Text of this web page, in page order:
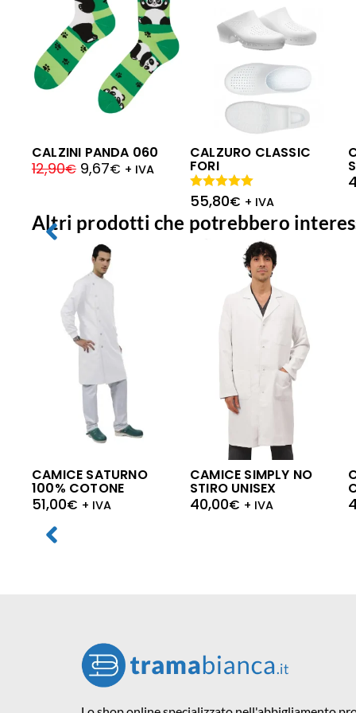
CALZINI PANDA 060
12,90€ 9,67€ + IVA
CALZURO CLASSIC
FORI
55,80€ + IVA
Valutato
5.00 su 5
Altri prodotti che potrebbero
CAMICE SATURNO
100% COTONE
51,00€ + IVA
CAMICE SIMPLY NO
STIRO UNISEX
40,00€ + IVA